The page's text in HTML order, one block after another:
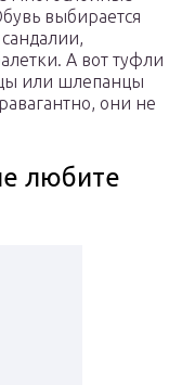
выбирается
А вот туфли
или шлепанцы
они не
любите